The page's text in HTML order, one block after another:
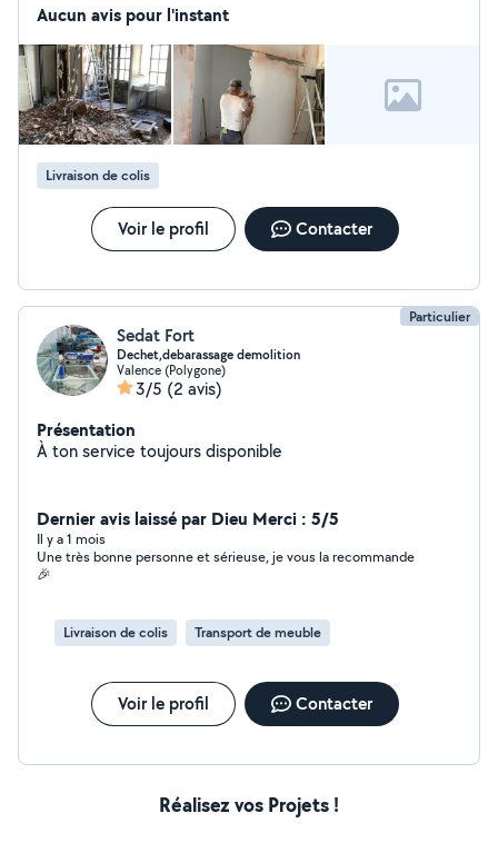
terrasse, dépendancesDébarras + évacuation Travail
tous types de bricolage, y compris les travaux physiques
et difficiles. Le prix à discuter selon le travail a réaliser
,pas cher Contactez-moi dès maintenant !
Aucun avis pour l'instant
Livraison de colis
Voir le profil Contacter
Particulier
Sedat Fort
Dechet,debarassage demolition
Valence (Polygone)
3/5 (2 avis)
Présentation
À ton service toujours disponible
Dernier avis laissé par Dieu Merci : 5/5
Il y a 1 mois
Une très bonne personne et sérieuse, je vous la recommande
🎉
Livraison de colis Transport de meuble
Voir le profil Contacter
Réalisez vos Projets !